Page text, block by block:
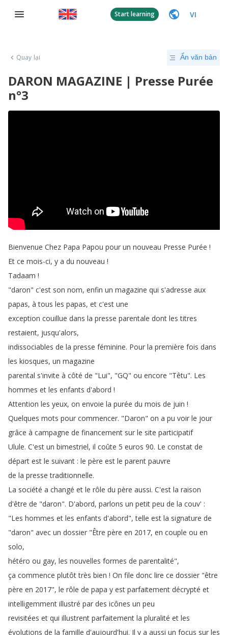
Start learning VI
Quay lại Ẩn văn bản
DARON MAGAZINE | Presse Purée
n°3
Bienvenue Chez Papa Papou pour un nouveau Presse Purée !
Et ce mois-ci, y a du nouveau !
Tadaam !
"daron" c'est son nom, enfin un magazine qui s'adresse aux
papas, à tous les papas, et c'est une
exception couillue dans la presse parentale dont les titres
restaient, jusqu'alors,
indissociables de la presse féminine. Pour la première fois dans
les kiosques, un magazine
parental s'invite à côté de "Lui", "GQ" ou encore "Têtu". Les
hommes et les enfants d'abord !
Attention les yeux, on envoie la purée du mois de juin !
Quelques mots pour commencer. "Daron" on a pu voir le jour
grâce à campagne de financement sur le site participatif
Ulule. C'est un bimestriel, il coûte 5 euros 90. Le constat de
départ est le suivant : le père est le parent pauvre
de la presse traditionnelle.
La société a changé et le rôle du père aussi. C'est la raison
d'être de "daron". D'abord, parlons un petit peu de la couv' :
"Les hommes et les enfants d'abord",telle est la signature de
"daron" avec un dossier "Être père en 2017, en couple ou en
solo,
hétéro ou gay, les nouvelles formes de parentalité",
ça commence plutôt très bien ! On file donc lire ce dossier "être
père en 2017", le rôle de papa y est parfaitement décrypté et
intelligemment illustré par des icônes un peu
revisitées et qui illustrent parfaitement la pluralité et les
évolutions de la famille d'aujourd'hui. Il y a aussi un focus sur les